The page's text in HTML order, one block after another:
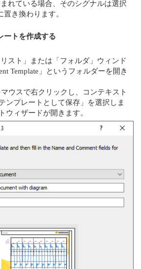
れている場合、そのシグナルは選択
き換わります。
ートを作成する
リスト」または「フォルダ」ウィンド
Template」というフォルダーを開き
マウスで右クリックし、コンテキスト
ンプレートとして保存」を選択しま
ウィザードが開きます。